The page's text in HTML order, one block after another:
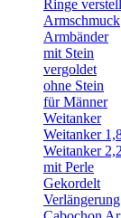
Ringe
Armschmuck
Armbänder
mit Stein
vergoldet
ohne Stein
für Männer
Weitanker
Weitanker
Weitanker
mit Perle
Gekordelt
Verlängerung